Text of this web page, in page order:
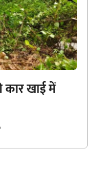
कार खाई में